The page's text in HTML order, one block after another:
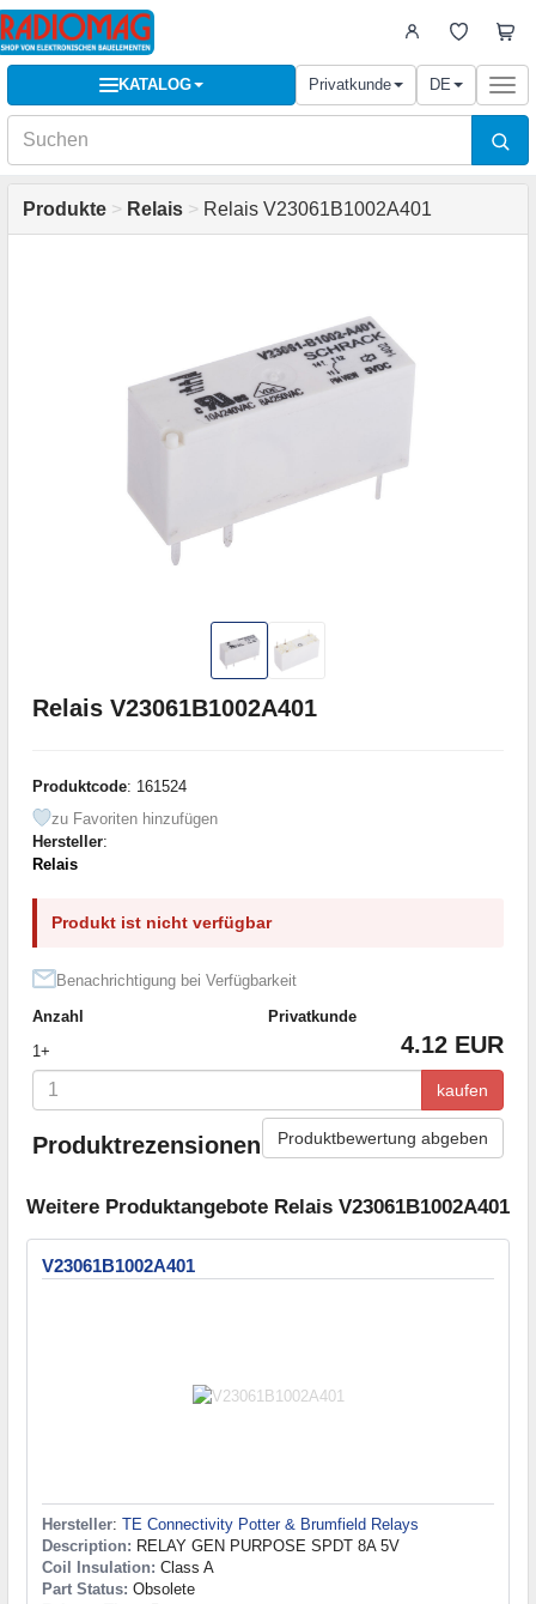
KATALOG Privatkunde DE
Produkte > Relais > Relais V23061B1002A401
Relais V23061B1002A401
Produktcode: 161524
zu Favoriten hinzufügen
Hersteller:
Relais
Produkt ist nicht verfügbar
Benachrichtigung bei Verfügbarkeit
Anzahl
Privatkunde
1+
4.12 EUR
kaufen
Produktrezensionen Produktbewertung abgeben
Weitere Produktangebote Relais V23061B1002A401
V23061B1002A401
Hersteller: TE Connectivity Potter & Brumfield Relays
Description: RELAY GEN PURPOSE SPDT 8A 5V
Coil Insulation: Class A
Part Status: Obsolete